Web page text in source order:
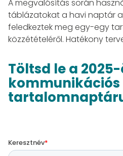
A megvalósítás során
táblázatokat a havi naptár
feledkeztek meg egy-egy
közzétételéről. Hatékony
Töltsd le a
kommunikációs